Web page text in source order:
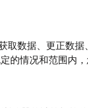
取数据、更正数
的情况和范围内，